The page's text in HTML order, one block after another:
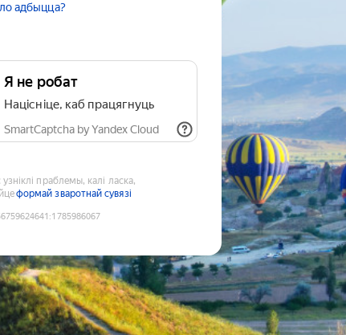
адбыцца?
Я не робат
Націсніце, каб працягнуць
SmartCaptcha by Yandex Cloud
узніклі праблемы, калі ласка,
формай зваротнай сувязі
:1785986067